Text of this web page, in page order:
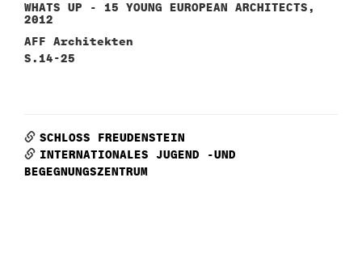
WHATS UP - 15 YOUNG EUROPEAN ARCHITECTS,
2012
AFF Architekten
S.14-25
SCHLOSS FREUDENSTEIN
INTERNATIONALES JUGEND -UND
BEGEGNUNGSZENTRUM